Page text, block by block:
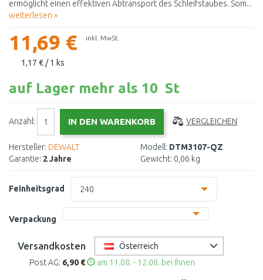
ermöglicht einen effektiven Abtransport des Schleifstaubes. Som...
weiterlesen »
11,69 €
1,17 € / 1 ks
inkl. MwSt.
auf Lager mehr als 10 St
Anzahl: VERGLEICHEN
Hersteller: DEWALT
Garantie: 2 Jahre
Modell: DTM3107-QZ
Gewicht: 0,06 kg
Feinheitsgrad 240
Verpackung
Versandkosten
Österreich
Post AG: 6,90 € am 11.08. - 12.08. bei Ihnen